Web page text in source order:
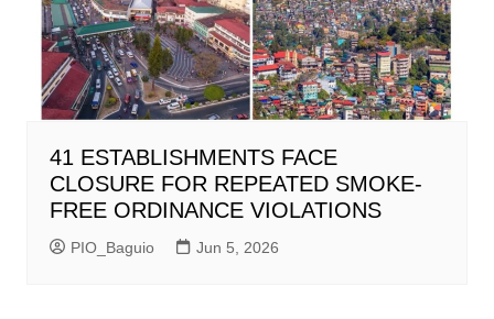
41 ESTABLISHMENTS FACE
CLOSURE FOR REPEATED SMOKE-
FREE ORDINANCE VIOLATIONS
PIO_Baguio Jun 5, 2026